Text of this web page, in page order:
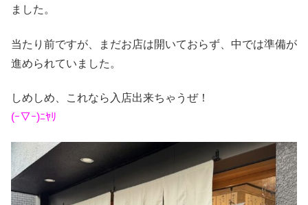
ました。
当たり前ですが、まだお店は開いておらず、中では準備が
進められていました。
しめしめ、これなら入店出来ちゃうぜ！
(ｰ▽ｰ)ﾆﾔﾘ